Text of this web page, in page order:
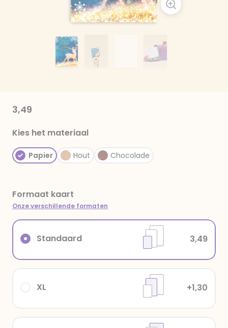
3,49
Kies het materiaal
Papier Hout Chocolade
Formaat kaart
Onze verschillende formaten
XL +1,30
Standaard 3,49